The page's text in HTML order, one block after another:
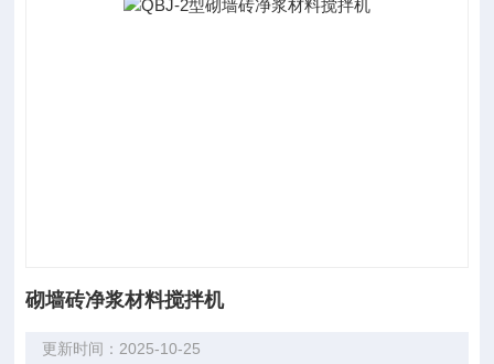
砌墙砖净浆材料搅拌机
更新时间：2025-10-25